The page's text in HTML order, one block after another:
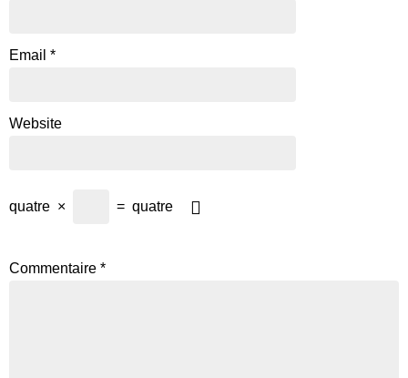
Email *
Website
quatre × = quatre
Commentaire *